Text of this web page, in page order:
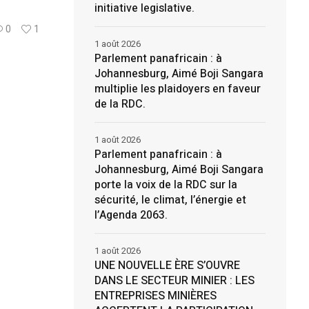
0 1
initiative legislative.
Parlement panafricain : à
Johannesburg, Aimé Boji Sangara
multiplie les plaidoyers en faveur
de la RDC.
1 août 2026
Parlement panafricain : à
Johannesburg, Aimé Boji Sangara
porte la voix de la RDC sur la
sécurité, le climat, l’énergie et
l’Agenda 2063.
1 août 2026
UNE NOUVELLE ÈRE S’OUVRE
DANS LE SECTEUR MINIER : LES
ENTREPRISES MINIÈRES
1 août 2026